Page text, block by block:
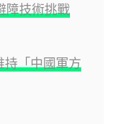
技術挑戰
「中國軍方